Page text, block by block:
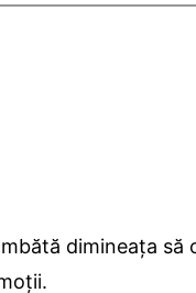
dimineața să